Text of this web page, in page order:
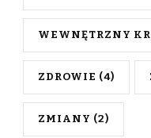
WEWNĘTRZNY
ZDROWIE (4)
ZMIANY (2)